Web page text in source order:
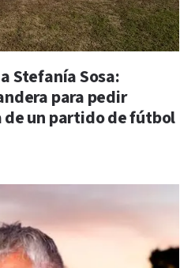
Stefanía Sosa:
para pedir
un partido de fútbol